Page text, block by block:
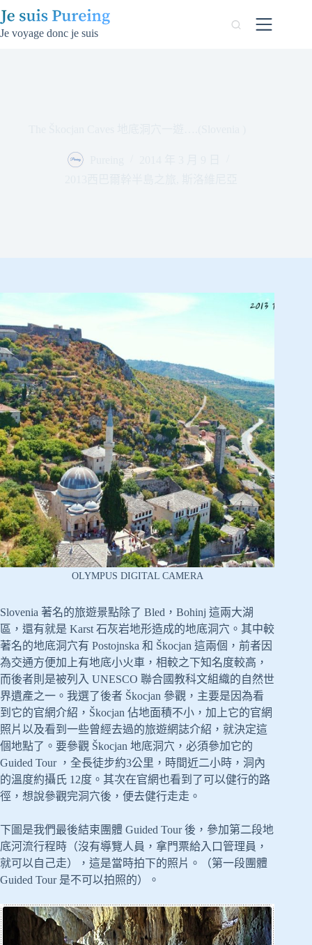
跳
至
Je voyage donc je suis
OLYMPUS DIGITAL CAMERA
Slovenia 著名的旅遊景點除了 Bled，Bohinj 這兩大湖
區，還有就是 Karst 石灰岩地形造成的地底洞穴。其中較
著名的地底洞穴有 Postojnska 和 Škocjan 這兩個，前者因
為交通方便加上有地底小火車，相較之下知名度較高，
而後者則是被列入 UNESCO 聯合國教科文組織的自然世
界遺產之一。我選了後者 Škocjan 參觀，主要是因為看
到它的官網介紹，Škocjan 佔地面積不小，加上它的官網
照片以及看到一些曾經去過的旅遊網誌介紹，就決定這
個地點了。要參觀 Škocjan 地底洞穴，必須參加它的
Guided Tour ，全長徒步約3公里，時間近二小時，洞內
的溫度約攝氏 12度。其次在官網也看到了可以健行的路
徑，想說參觀完洞穴後，便去健行走走。
下圖是我們最後結束團體 Guided Tour 後，參加第二段地
底河流行程時（沒有導覽人員，拿門票給入口管理員，
就可以自己走），這是當時拍下的照片。（第一段團體
Guided Tour 是不可以拍照的）。